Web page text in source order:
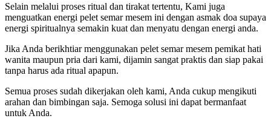
Selain melalui proses ritual dan tirakat tertentu, Kami juga
menguatkan energi pelet semar mesem ini dengan asmak doa supaya
energi spiritualnya semakin kuat dan menyatu dengan energi anda.
Jika Anda berikhtiar menggunakan pelet semar mesem pemikat hati
wanita maupun pria dari kami, dijamin sangat praktis dan siap pakai
tanpa harus ada ritual apapun.
Semua proses sudah dikerjakan oleh kami, Anda cukup mengikuti
arahan dan bimbingan saja. Semoga solusi ini dapat bermanfaat
untuk Anda.